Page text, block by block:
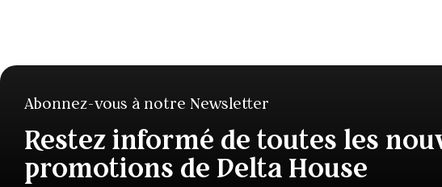
Abonnez-vous à notre Newsletter
Restez informé de toutes les
promotions de Delta House